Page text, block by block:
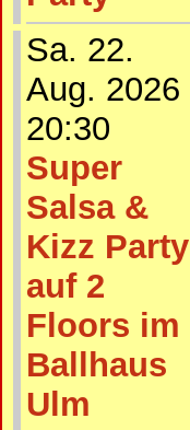
Sa. 22.
Aug. 2026
20:30
Super
Salsa &
Kizz Party
auf 2
Floors im
Ballhaus
Ulm